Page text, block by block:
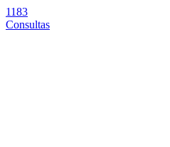
1183
Consultas